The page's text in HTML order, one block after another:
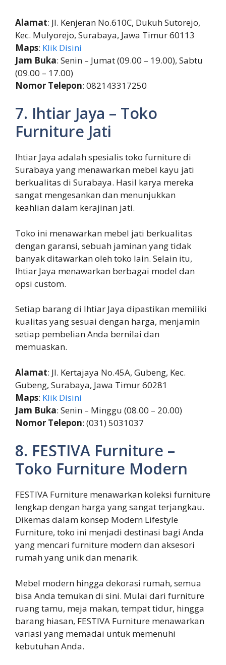
Alamat: Jl. Kenjeran No.610C, Dukuh Sutorejo,
Kec. Mulyorejo, Surabaya, Jawa Timur 60113
Maps: Klik Disini
Jam Buka: Senin – Jumat (09.00 – 19.00), Sabtu
(09.00 – 17.00)
Nomor Telepon: 082143317250
7. Ihtiar Jaya – Toko
Furniture Jati
Ihtiar Jaya adalah spesialis toko furniture di
Surabaya yang menawarkan mebel kayu jati
berkualitas di Surabaya. Hasil karya mereka
sangat mengesankan dan menunjukkan
keahlian dalam kerajinan jati.
Toko ini menawarkan mebel jati berkualitas
dengan garansi, sebuah jaminan yang tidak
banyak ditawarkan oleh toko lain. Selain itu,
Ihtiar Jaya menawarkan berbagai model dan
opsi custom.
Setiap barang di Ihtiar Jaya dipastikan memiliki
kualitas yang sesuai dengan harga, menjamin
setiap pembelian Anda bernilai dan
memuaskan.
Alamat: Jl. Kertajaya No.45A, Gubeng, Kec.
Gubeng, Surabaya, Jawa Timur 60281
Maps: Klik Disini
Jam Buka: Senin – Minggu (08.00 – 20.00)
Nomor Telepon: (031) 5031037
8. FESTIVA Furniture –
Toko Furniture Modern
FESTIVA Furniture menawarkan koleksi furniture
lengkap dengan harga yang sangat terjangkau.
Dikemas dalam konsep Modern Lifestyle
Furniture, toko ini menjadi destinasi bagi Anda
yang mencari furniture modern dan aksesori
rumah yang unik dan menarik.
Mebel modern hingga dekorasi rumah, semua
bisa Anda temukan di sini. Mulai dari furniture
ruang tamu, meja makan, tempat tidur, hingga
barang hiasan, FESTIVA Furniture menawarkan
variasi yang memadai untuk memenuhi
kebutuhan Anda.